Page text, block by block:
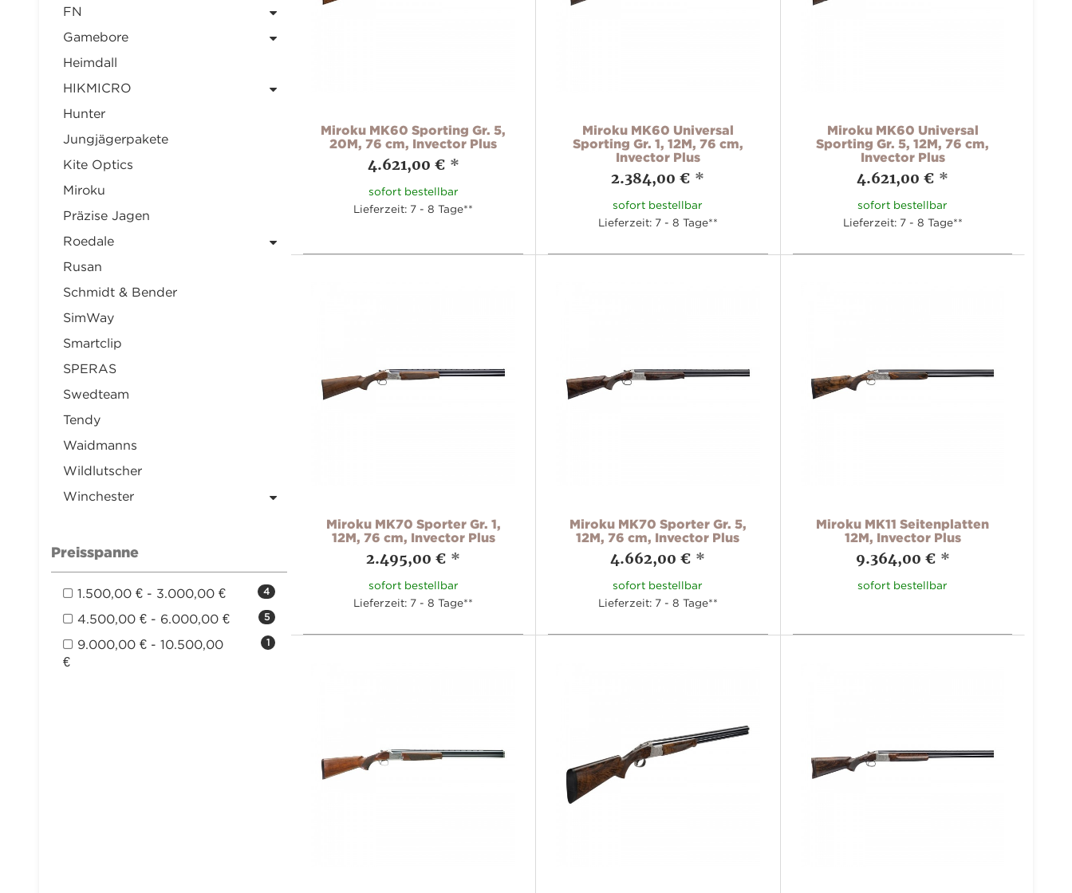
Miroku MK60 Sporting Gr. 5,
20M, 76 cm, Invector Plus
4.621,00 € *
sofort bestellbar
Lieferzeit: 7 - 8 Tage**
Miroku MK60 Universal
Sporting Gr. 1, 12M, 76 cm,
Invector Plus
2.384,00 € *
sofort bestellbar
Lieferzeit: 7 - 8 Tage**
Miroku MK60 Universal
Sporting Gr. 5, 12M, 76 cm,
Invector Plus
4.621,00 € *
sofort bestellbar
Lieferzeit: 7 - 8 Tage**
Miroku MK70 Sporter Gr. 1,
12M, 76 cm, Invector Plus
2.495,00 € *
sofort bestellbar
Lieferzeit: 7 - 8 Tage**
Miroku MK70 Sporter Gr. 5,
12M, 76 cm, Invector Plus
4.662,00 € *
sofort bestellbar
Lieferzeit: 7 - 8 Tage**
Miroku MK11 Seitenplatten
12M, Invector Plus
9.364,00 € *
sofort bestellbar
FN
Gamebore
Heimdall
HIKMICRO
Hunter
Jungjägerpakete
Kite Optics
Miroku
Präzise Jagen
Roedale
Rusan
Schmidt & Bender
SimWay
Smartclip
SPERAS
Swedteam
Tendy
Waidmanns
Wildlutscher
Winchester
Preisspanne
4
1.500,00 € - 3.000,00 €
5
4.500,00 € - 6.000,00 €
1
9.000,00 € - 10.500,00
€